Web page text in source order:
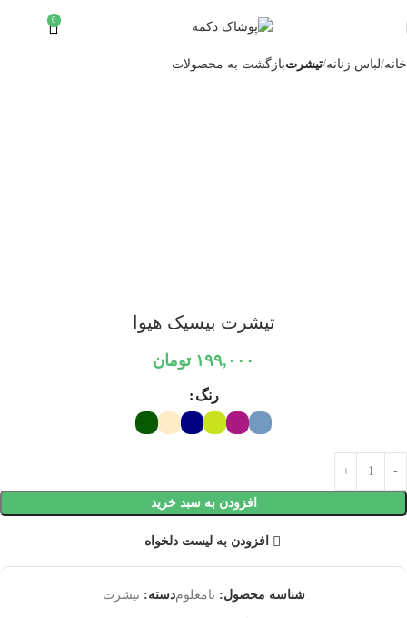
0
خانه لباس زنانه تیشرتبازگشت به محصولات
تیشرت بیسیک هیوا
۱۹۹,۰۰۰ تومان
رنگ
افزودن به سبد خرید
افزودن به لیست دلخواه
شناسه محصول: نامعلومدسته: تیشرت